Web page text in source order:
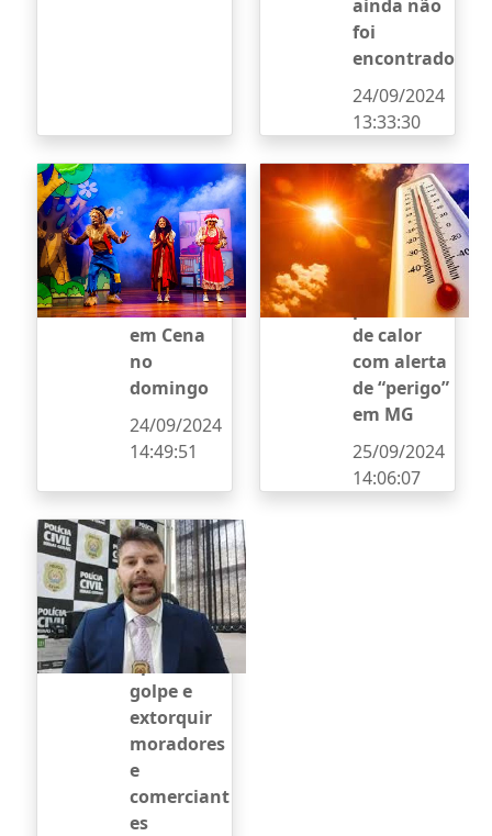
ainda não
foi
encontrado
24/09/2024
13:33:30
“Chapeuzin
ho
Vermelho”
é a atração
do
Diversão
em Cena
no
domingo
24/09/2024
14:49:51
Itaúna está
entre os
580
municípios
atingidos
por onda
de calor
com alerta
de “perigo”
em MG
25/09/2024
14:06:07
Criminosos
utilizam
homicídio
em Itaúna
para tentar
aplicar
golpe e
extorquir
moradores
e
comerciant
es